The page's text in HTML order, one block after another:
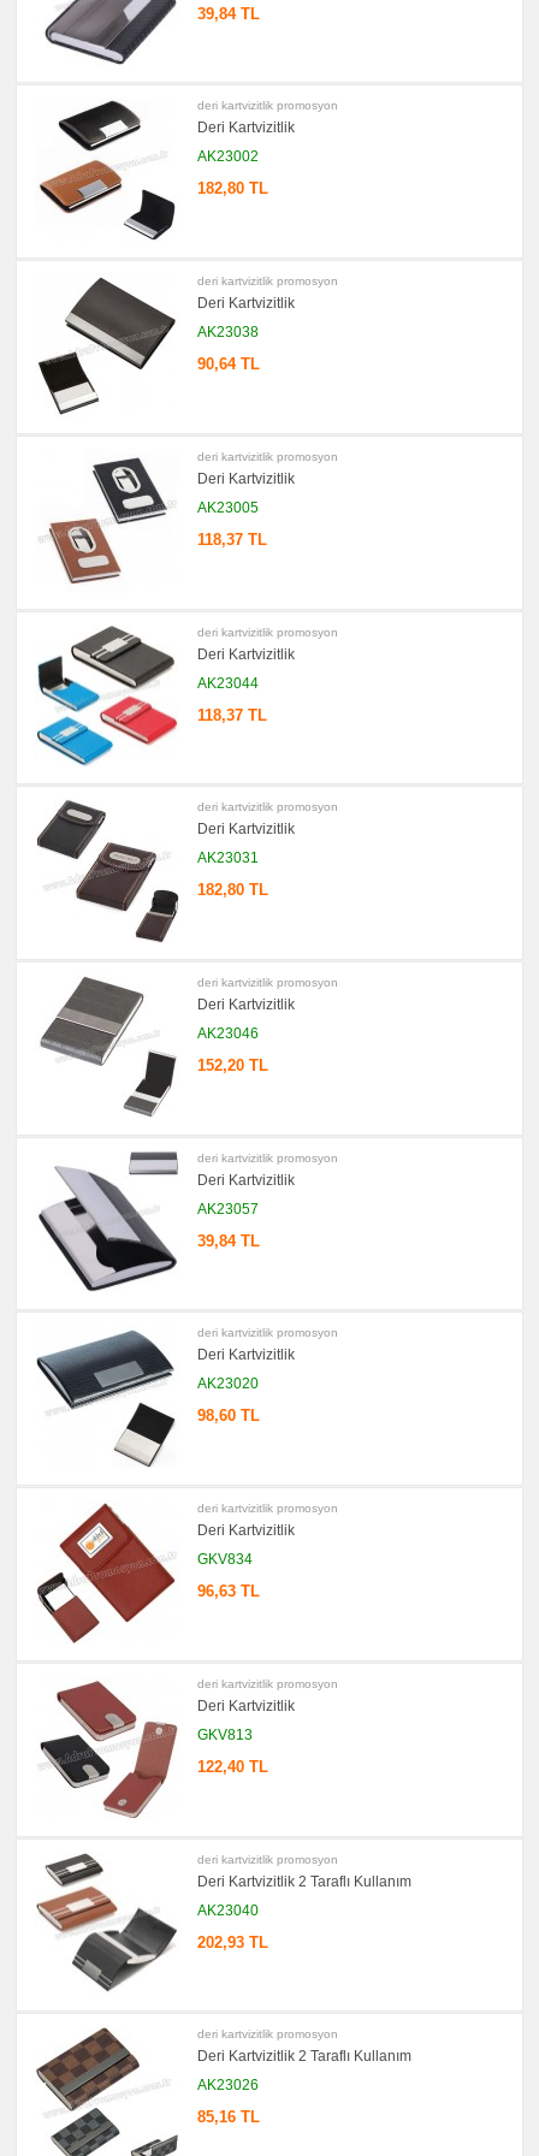
39,84 TL
deri kartvizitlik promosyon
Deri Kartvizitlik
AK23002
182,80 TL
deri kartvizitlik promosyon
Deri Kartvizitlik
AK23038
90,64 TL
deri kartvizitlik promosyon
Deri Kartvizitlik
AK23005
118,37 TL
deri kartvizitlik promosyon
Deri Kartvizitlik
AK23044
118,37 TL
deri kartvizitlik promosyon
Deri Kartvizitlik
AK23031
182,80 TL
deri kartvizitlik promosyon
Deri Kartvizitlik
AK23046
152,20 TL
deri kartvizitlik promosyon
Deri Kartvizitlik
AK23057
39,84 TL
deri kartvizitlik promosyon
Deri Kartvizitlik
AK23020
98,60 TL
deri kartvizitlik promosyon
Deri Kartvizitlik
GKV834
96,63 TL
deri kartvizitlik promosyon
Deri Kartvizitlik
GKV813
122,40 TL
deri kartvizitlik promosyon
Deri Kartvizitlik 2 Taraflı Kullanım
AK23040
202,93 TL
deri kartvizitlik promosyon
Deri Kartvizitlik 2 Taraflı Kullanım
AK23026
85,16 TL
promosyon
Ucuz
Kartvizitlik
Masaüstü
Kartvizitlik
promosyon
Tüm
Ürünleri
Gör
→
Organizer
promosyon
Matara
&
Termos
Bardak
promosyon
Ürünler
promosyon
Anahtarlık
promosyon
Hesap
Makinesi
Aynası
&
Manikür
Seti
promosyon
Şerit
Metre
&
Mezura
Çakı
&
El
Feneri
promosyon
Çakmak
Masa
Çanta
Askısı
promosyon
PowerBank
promosyon
Saat
promosyon
Kalem
promosyon
Kalem
promosyon
Kalemlik
promosyon
Radyo
promosyon
promosyon
Bardak
Altlığı
&
Para
Tabağı
promosyon
Evrak
Çantası
Bloknot
promosyon
Masa
Seti
&
Sümen
Takımı
Notluk
Seti
&
Not
Tutucu
promosyon
Bilgisayar
Aksesuarları
Diğer
Ürünler